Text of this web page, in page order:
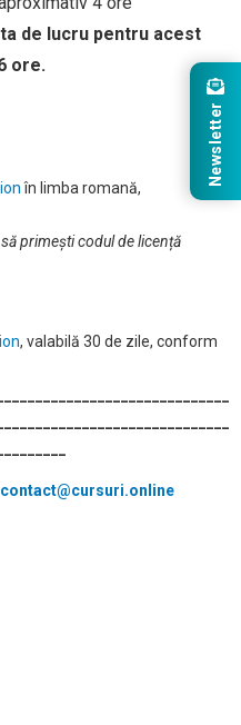
de lucru pentru acest
ore.
în limba romană,
primești codul de licență
, valabilă 30 de zile, conform
contact@cursuri.online
Newsletter